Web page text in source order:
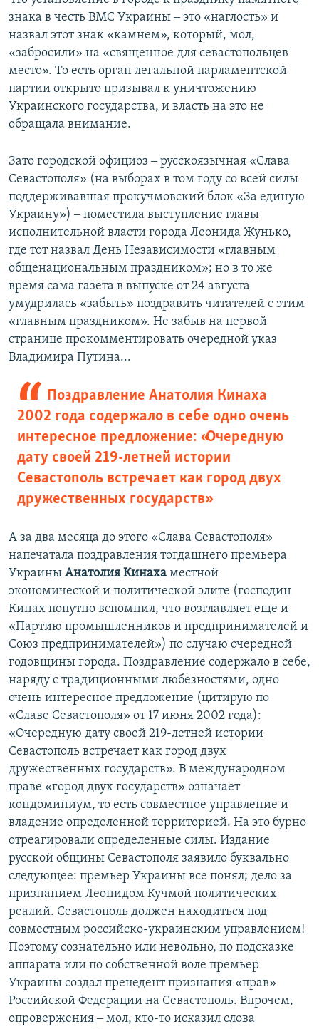
знака в честь ВМС Украины ‒ это «наглость» и
назвал этот знак «камнем», который, мол,
«забросили» на «священное для севастопольцев
место». То есть орган легальной парламентской
партии открыто призывал к уничтожению
Украинского государства, и власть на это не
обращала внимание.
Зато городской официоз ‒ русскоязычная «Слава
Севастополя» (на выборах в том году со всей силы
поддерживавшая прокучмовский блок «За единую
Украину») ‒ поместила выступление главы
исполнительной власти города Леонида Жунько,
где тот назвал День Независимости «главным
общенациональным праздником»; но в то же
время сама газета в выпуске от 24 августа
умудрилась «забыть» поздравить читателей с этим
«главным праздником». Не забыв на первой
странице прокомментировать очередной указ
Владимира Путина...
Поздравление Анатолия Кинаха
2002 года содержало в себе одно очень
интересное предложение: «Очередную
дату своей 219-летней истории
Севастополь встречает как город двух
дружественных государств»
А за два месяца до этого «Слава Севастополя»
напечатала поздравления тогдашнего премьера
Украины Анатолия Кинаха местной
экономической и политической элите (господин
Кинах попутно вспомнил, что возглавляет еще и
«Партию промышленников и предпринимателей и
Союз предпринимателей») по случаю очередной
годовщины города. Поздравление содержало в себе,
наряду с традиционными любезностями, одно
очень интересное предложение (цитирую по
«Славе Севастополя» от 17 июня 2002 года):
«Очередную дату своей 219-летней истории
Севастополь встречает как город двух
дружественных государств». В международном
праве «город двух государств» означает
кондоминиум, то есть совместное управление и
владение определенной территорией. На это бурно
отреагировали определенные силы. Издание
русской общины Севастополя заявило буквально
следующее: премьер Украины все понял; дело за
признанием Леонидом Кучмой политических
реалий. Севастополь должен находиться под
совместным российско-украинским управлением!
Поэтому сознательно или невольно, по подсказке
аппарата или по собственной воле премьер
Украины создал прецедент признания «прав»
Российской Федерации на Севастополь. Впрочем,
опровержения ‒ мол, кто-то исказил слова